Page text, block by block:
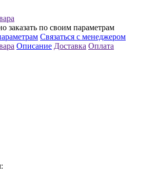
заказать по своим параметрам
Связаться с менеджером
Описание Доставка Оплата